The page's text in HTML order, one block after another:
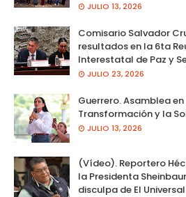
JULIO 13, 2026
Comisario Salvador
resultados en la 6ta
Interestatal de Paz y
JULIO 23, 2026
Guerrero. Asamblea
Transformación y la
JULIO 13, 2026
(Vídeo). Reportero
la Presidenta
disculpa de El Universal